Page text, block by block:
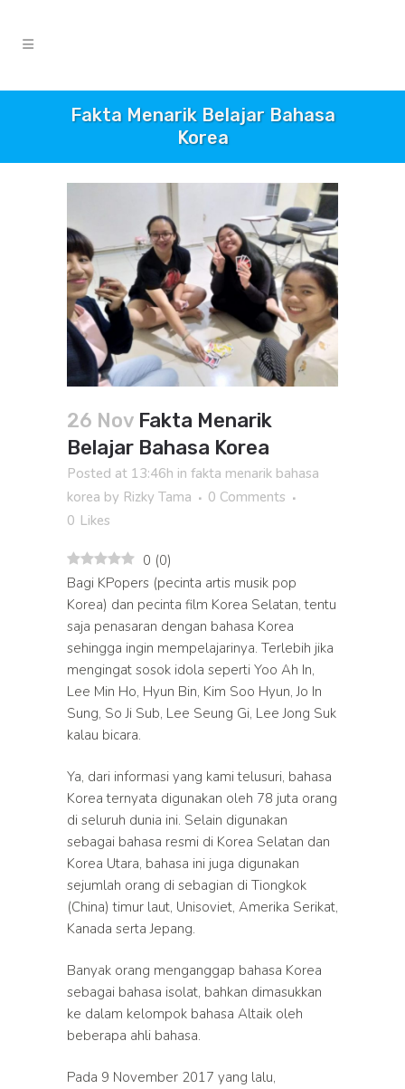
Fakta Menarik Belajar Bahasa
Korea
26 Nov Fakta Menarik
Belajar Bahasa Korea
Posted at 13:46h in fakta menarik bahasa
korea by Rizky Tama
0 Comments
0 Likes
0 (0)
Bagi KPopers (pecinta artis musik pop
Korea) dan pecinta film Korea Selatan, tentu
saja penasaran dengan bahasa Korea
sehingga ingin mempelajarinya. Terlebih jika
mengingat sosok idola seperti Yoo Ah In,
Lee Min Ho, Hyun Bin, Kim Soo Hyun, Jo In
Sung, So Ji Sub, Lee Seung Gi, Lee Jong Suk
kalau bicara.
Ya, dari informasi yang kami telusuri, bahasa
Korea ternyata digunakan oleh 78 juta orang
di seluruh dunia ini. Selain digunakan
sebagai bahasa resmi di Korea Selatan dan
Korea Utara, bahasa ini juga digunakan
sejumlah orang di sebagian di Tiongkok
(China) timur laut, Unisoviet, Amerika Serikat,
Kanada serta Jepang.
Banyak orang menganggap bahasa Korea
sebagai bahasa isolat, bahkan dimasukkan
ke dalam kelompok bahasa Altaik oleh
beberapa ahli bahasa.
Pada 9 November 2017 yang lalu,